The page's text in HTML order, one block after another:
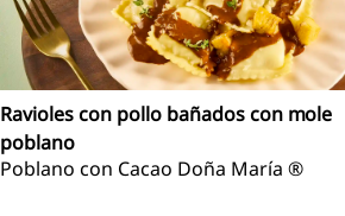
Ravioles con pollo bañados con mole
poblano
Poblano con Cacao Doña María ®